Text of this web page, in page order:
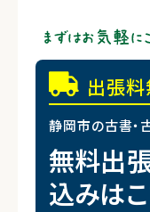
出張
静岡市の古書・
無料出
込みは